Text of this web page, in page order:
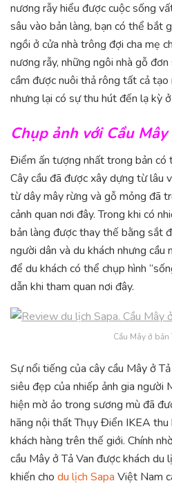
nương rẫy hiểu được cuộc sống
sâu vào bản làng, bạn có thể bắt
ngồi ở cửa nhà trông đợi cha mẹ
nương rẫy, những ngôi nhà gỗ
cầm được nuôi thả rông tất cả
nhưng lại có sự thu hút đến lạ kỳ ở
Chụp ảnh với Cầu
Điểm ấn tượng nhất trong bản có
Cây cầu đã được xây dựng từ lâu
từ dây mây rừng và gỗ mỏng đã
cảnh quan nơi đây. Trong khi có
bản làng được thay thế bằng sắt
người dân và du khách nhưng cầu
để du khách có thể chụp hình
dẫn khi tham quan nơi đây.
Cầu Mây ở bản
Sự nổi tiếng của cây cầu Mây ở
siêu đẹp của nhiếp ảnh gia người
hiện mờ ảo trong sương mù đã
hãng nội thất Thụy Điển IKEA thu
khách hàng trên thế giới. Chính
cầu Mây ở Tả Van được khách du
khiến cho du lịch Sapa Việt Nam